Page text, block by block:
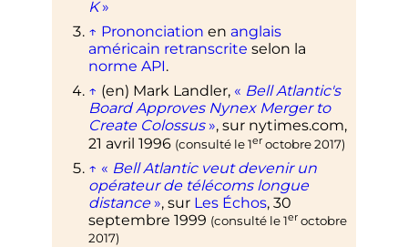
K »
↑ Prononciation en anglais
américain retranscrite selon la
norme API.
↑ (en) Mark Landler, « Bell Atlantic's
Board Approves Nynex Merger to
Create Colossus », sur nytimes.com,
21 avril 1996 (consulté le1eroctobre 2017)
↑ « Bell Atlantic veut devenir un
opérateur de télécoms longue
distance », sur Les Échos, 30
septembre 1999 (consulté le1eroctobre
2017)